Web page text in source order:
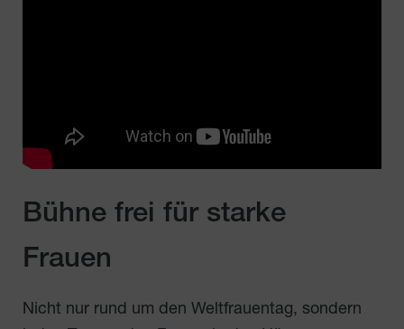
Bühne frei für starke
Frauen
Nicht nur rund um den Weltfrauentag, sondern